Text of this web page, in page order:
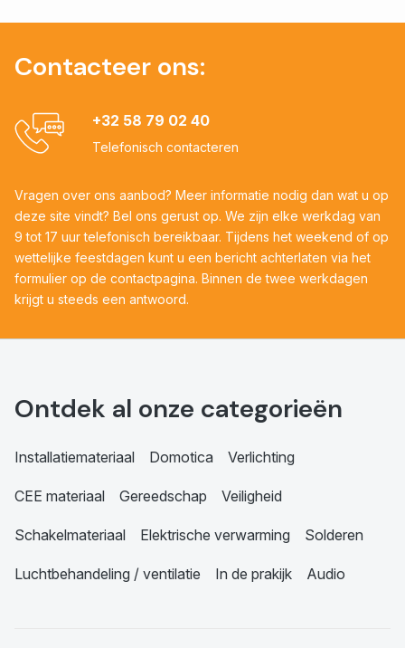
Contacteer ons:
+32 58 79 02 40
Telefonisch contacteren
Vragen over ons aanbod? Meer informatie nodig dan wat u op
deze site vindt? Bel ons gerust op. We zijn elke werkdag van
9 tot 17 uur telefonisch bereikbaar. Tijdens het weekend of op
wettelijke feestdagen kunt u een bericht achterlaten via het
formulier op de contactpagina. Binnen de twee werkdagen
krijgt u steeds een antwoord.
Ontdek al onze categorieën
Installatiemateriaal Domotica Verlichting
CEE materiaal Gereedschap Veiligheid
Schakelmateriaal Elektrische verwarming Solderen
Luchtbehandeling / ventilatie In de prakijk Audio